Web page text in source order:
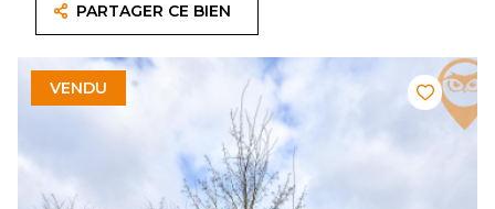
PARTAGER CE BIEN
VENDU